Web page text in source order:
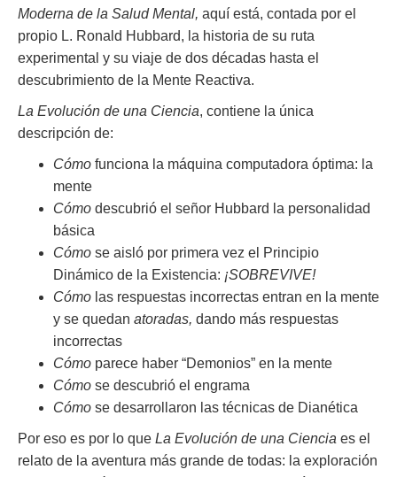
Moderna de la Salud Mental, aquí está, contada por el
propio L. Ronald Hubbard, la historia de su ruta
experimental y su viaje de dos décadas hasta el
descubrimiento de la Mente Reactiva.
La Evolución de una Ciencia, contiene la única
descripción de:
Cómo funciona la máquina computadora óptima: la
mente
Cómo descubrió el señor Hubbard la personalidad
básica
Cómo se aisló por primera vez el Principio
Dinámico de la Existencia: ¡SOBREVIVE!
Cómo las respuestas incorrectas entran en la mente
y se quedan atoradas, dando más respuestas
incorrectas
Cómo parece haber “Demonios” en la mente
Cómo se descubrió el engrama
Cómo se desarrollaron las técnicas de Dianética
Por eso es por lo que La Evolución de una Ciencia es el
relato de la aventura más grande de todas: la exploración